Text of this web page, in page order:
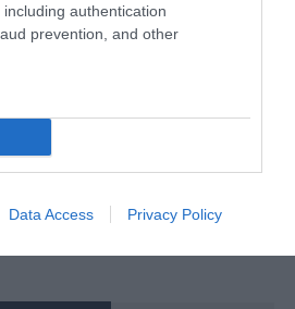
authentication
prevention, and other
Data Access Privacy Policy